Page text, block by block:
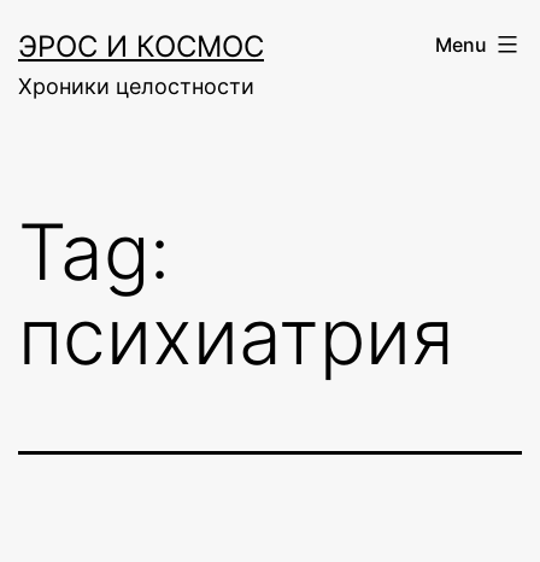
to
content
ЭРОС И КОСМОС
Хроники целостности
Menu
Tag:
психиатрия